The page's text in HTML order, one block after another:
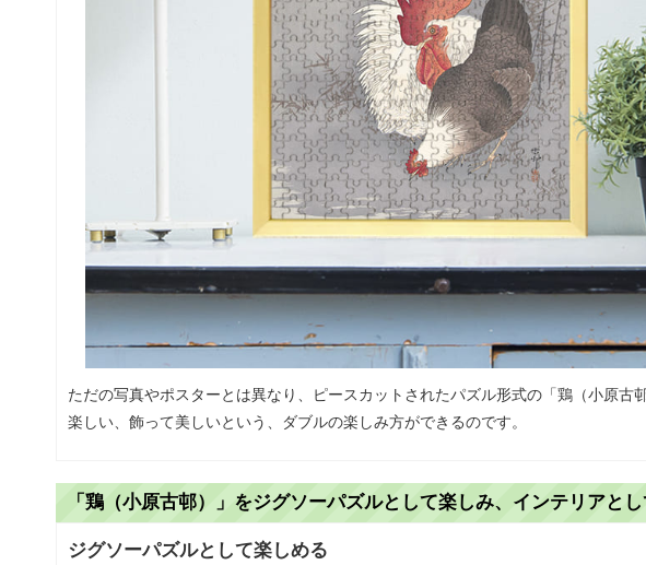
ただの写真やポスターとは異なり、ピースカットされたパズル形式の「鶏（小原古
楽しい、飾って美しいという、ダブルの楽しみ方ができるのです。
「鶏（小原古邨）」をジグソーパズルとして楽しみ、インテリアとし
ジグソーパズルとして楽しめる